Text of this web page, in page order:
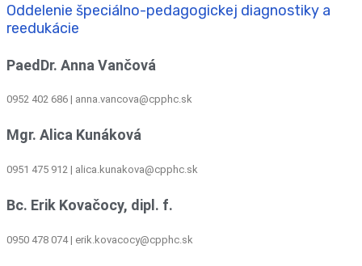
Oddelenie špeciálno-pedagogickej diagnostiky a
reedukácie
PaedDr. Anna Vančová
0952 402 686 | anna.vancova@cpphc.sk
Mgr. Alica Kunáková
0951 475 912 | alica.kunakova@cpphc.sk
Bc. Erik Kovačocy, dipl. f.
0950 478 074 | erik.kovacocy@cpphc.sk